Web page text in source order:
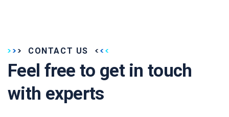
CONTACT US
Feel free to get in touch
with experts